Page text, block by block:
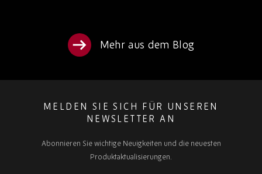
Mehr aus dem Blog
MELDEN SIE SICH FÜR UNSEREN
NEWSLETTER AN
Abonnieren Sie wichtige Neuigkeiten und die neuesten
Produktaktualisierungen.